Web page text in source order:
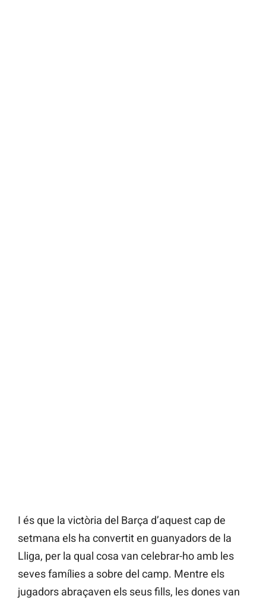
I és que la victòria del Barça d’aquest cap de
setmana els ha convertit en guanyadors de la
Lliga, per la qual cosa van celebrar-ho amb les
seves famílies a sobre del camp. Mentre els
jugadors abraçaven els seus fills, les dones van